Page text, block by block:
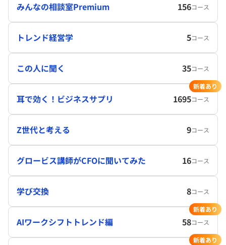
みんなの相談室Premium 156コース
トレンド経営学 5コース
この人に聞く 35コース
耳で効く！ビジネスサプリ 1695コース
新着あり
Z世代と考える 9コース
グロービス講師がCFOに聞いてみた 16コース
学び交換 8コース
AIワークシフトトレンド編 58コース
新着あり
新着あり